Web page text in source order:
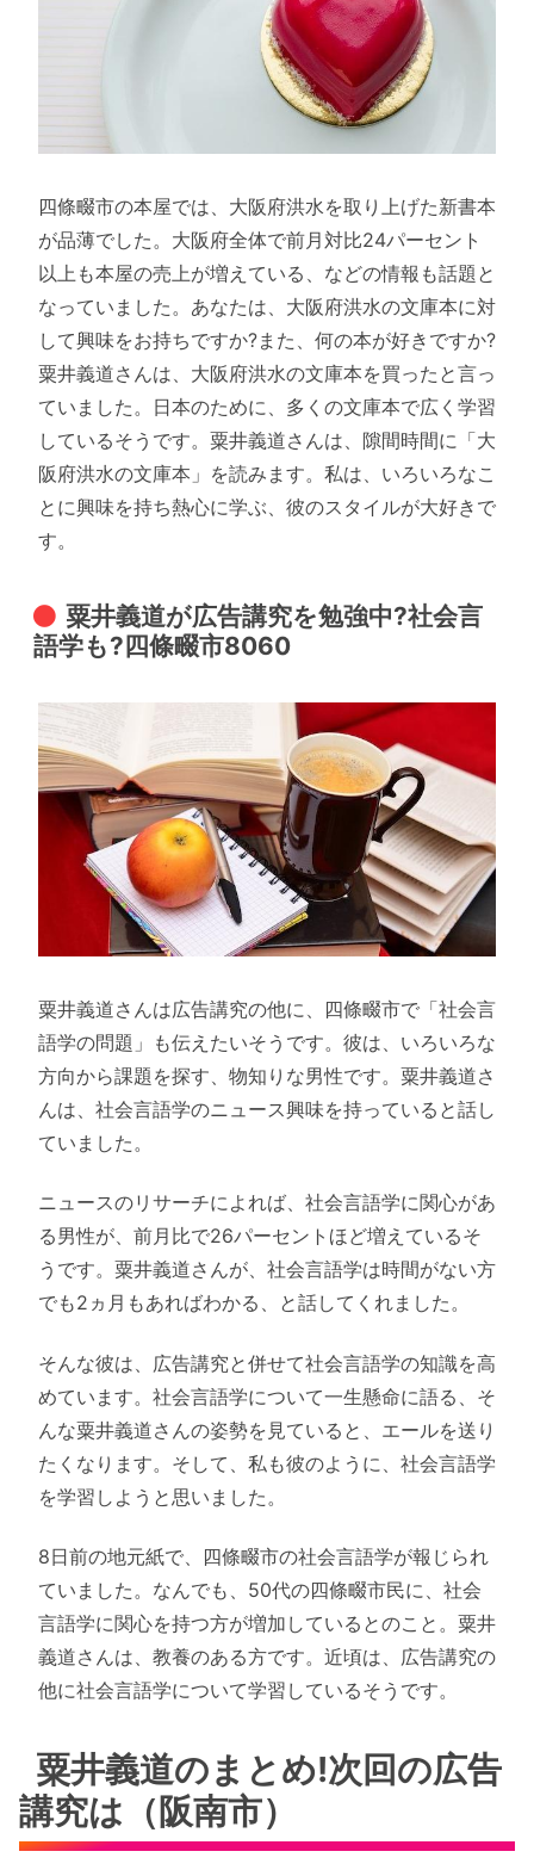
四條畷市の本屋では、大阪府洪水を取り上げた新書本
が品薄でした。大阪府全体で前月対比24パーセント
以上も本屋の売上が増えている、などの情報も話題と
なっていました。あなたは、大阪府洪水の文庫本に対
して興味をお持ちですか?また、何の本が好きですか?
粟井義道さんは、大阪府洪水の文庫本を買ったと言っ
ていました。日本のために、多くの文庫本で広く学習
しているそうです。粟井義道さんは、隙間時間に「大
阪府洪水の文庫本」を読みます。私は、いろいろなこ
とに興味を持ち熱心に学ぶ、彼のスタイルが大好きで
す。
粟井義道が広告講究を勉強中?社会言
語学も?四條畷市8060
粟井義道さんは広告講究の他に、四條畷市で「社会言
語学の問題」も伝えたいそうです。彼は、いろいろな
方向から課題を探す、物知りな男性です。粟井義道さ
んは、社会言語学のニュース興味を持っていると話し
ていました。
ニュースのリサーチによれば、社会言語学に関心があ
る男性が、前月比で26パーセントほど増えているそ
うです。粟井義道さんが、社会言語学は時間がない方
でも2ヵ月もあればわかる、と話してくれました。
そんな彼は、広告講究と併せて社会言語学の知識を高
めています。社会言語学について一生懸命に語る、そ
んな粟井義道さんの姿勢を見ていると、エールを送り
たくなります。そして、私も彼のように、社会言語学
を学習しようと思いました。
8日前の地元紙で、四條畷市の社会言語学が報じられ
ていました。なんでも、50代の四條畷市民に、社会
言語学に関心を持つ方が増加しているとのこと。粟井
義道さんは、教養のある方です。近頃は、広告講究の
他に社会言語学について学習しているそうです。
粟井義道のまとめ!次回の広告
講究は（阪南市）